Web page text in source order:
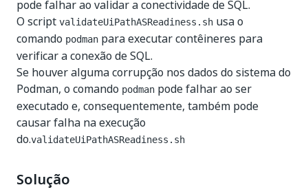
pode falhar ao validar a conectividade de SQL.
O script validateUiPathASReadiness.sh usa o
comando podman para executar contêineres para
verificar a conexão de SQL.
Se houver alguma corrupção nos dados do sistema do
Podman, o comando podman pode falhar ao ser
executado e, consequentemente, também pode
causar falha na execução
do.validateUiPathASReadiness.sh
Solução